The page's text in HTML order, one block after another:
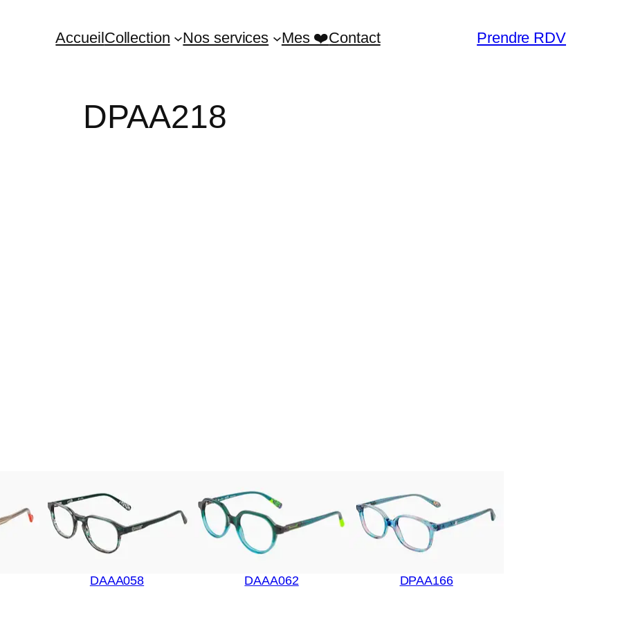
AccueilCollection Nos services Mes ❤️Contact Prendre RDV
DPAA218
DAAA058 DAAA062 DPAA166